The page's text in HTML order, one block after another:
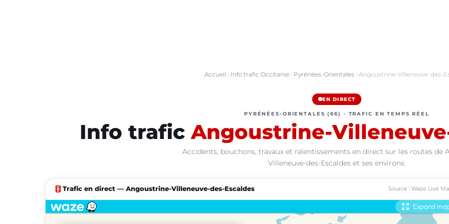
Accueil › Info trafic Occitanie› Pyrénées-Orientales› Angoustrine-Villeneuve-des-
EN DIRECT
PYRÉNÉES-ORIENTALES (66) · TRAFIC EN TEMPS RÉEL
Info trafic Angoustrine-
Accidents, bouchons, travaux et ralentissements en direct sur les routes de
Villeneuve-des-Escaldes et ses environs.
traffic Trafic en direct — Angoustrine-Villeneuve-des-Escaldes Source : Waze Live